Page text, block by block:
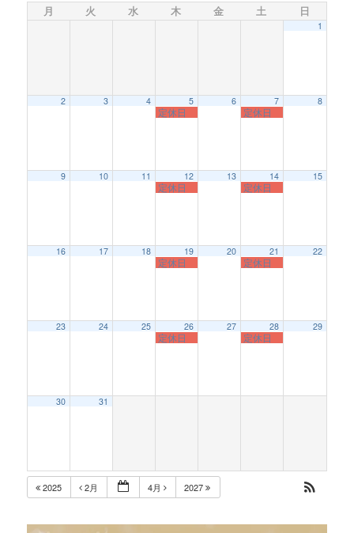
月 火 水 木 金 土 日
1
2 3 4 5
定休日
6 7
定休日
8
9 10 11 12
定休日
13 14
定休日
15
16 17 18 19
定休日
20 21
定休日
22
23 24 25 26
定休日
27 28
定休日
29
30 31
2025 2月 4月 2027